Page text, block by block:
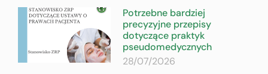
Potrzebne bardziej
precyzyjne przepisy
dotyczące praktyk
pseudomedycznych
28/07/2026